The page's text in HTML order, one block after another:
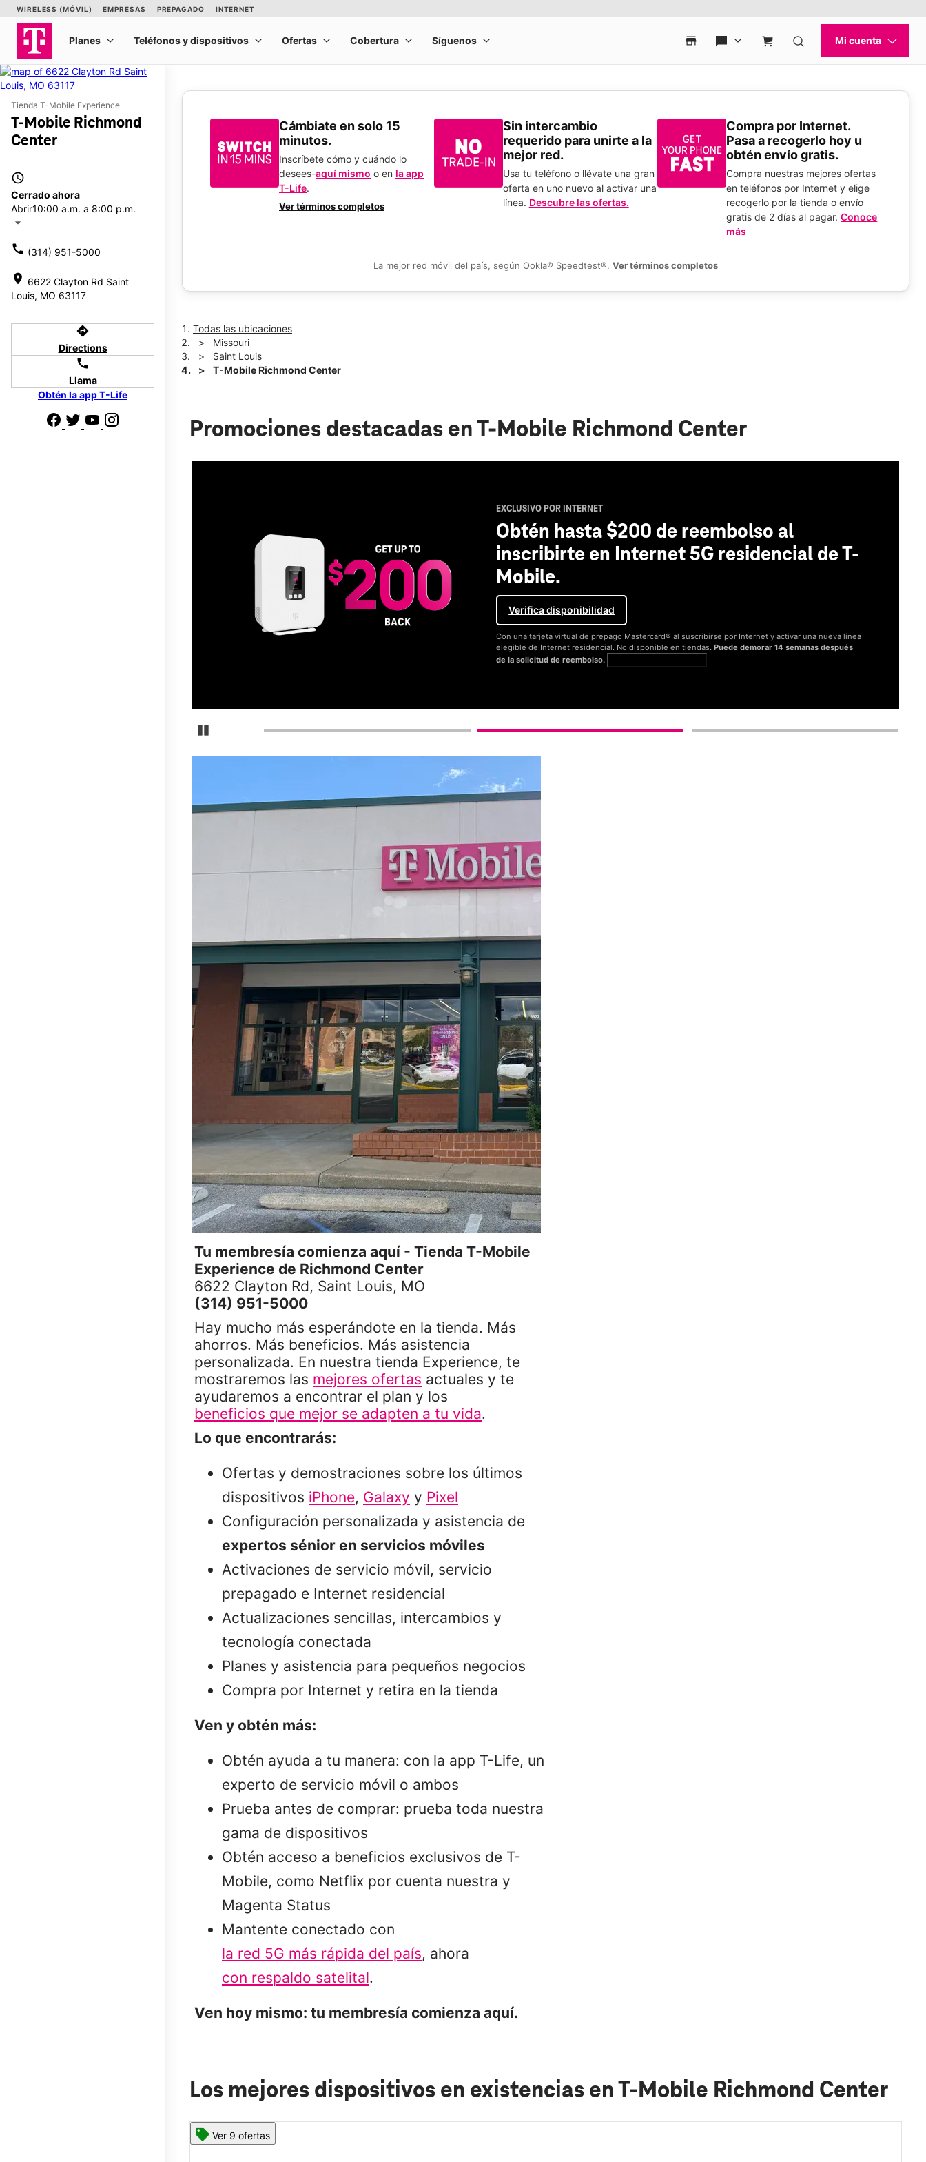
Tienda T-Mobile Experience
T-Mobile Richmond
Center
access_time
Cerrado ahora
Abrir10:00 a.m. a 8:00 p.m.
arrow_drop_down
call (314) 951-5000
location_on 6622 Clayton Rd Saint
Louis, MO 63117
directions
Directions
call
Llama
Obtén la app T-Life
​​​​​​​Cámbiate en solo 15
minutos.
Inscríbete cómo y cuándo lo
desees-aquí mismo o en la app
T-Life.
Ver términos completos
Sin intercambio
requerido para unirte a la
mejor red.
Usa tu teléfono o llévate una gran
oferta en uno nuevo al activar una
línea. Descubre las ofertas.
Compra por Internet.
Pasa a recogerlo hoy u
obtén envío gratis.
Compra nuestras mejores ofertas
en teléfonos por Internet y elige
recogerlo por la tienda o envío
gratis de 2 días al pagar.Conoce
más
La mejor red móvil del país, según Ookla® Speedtest®. Ver términos completos
Todas las ubicaciones
Missouri
Saint Louis
T-Mobile Richmond Center
Promociones destacadas en T-Mobile Richmond Center
Detener carrusel
EXCLUSIVO POR INTERNET
Obtén hasta $200 de reembolso al
inscribirte en Internet 5G residencial de T-
Mobile.
Verifica disponibilidad
Con una tarjeta virtual de prepago Mastercard® al suscribirse por Internet y activar una nueva línea
elegible de Internet residencial. No disponible en tiendas.Puede demorar 14 semanas después
de la solicitud de reembolso.
Tu membresía comienza aquí - Tienda T-Mobile
Experience de Richmond Center
6622 Clayton Rd, Saint Louis, MO
(314) 951-5000
Hay mucho más esperándote en la tienda. Más
ahorros. Más beneficios. Más asistencia
personalizada. En nuestra tienda Experience, te
mostraremos las mejores ofertas actuales y te
ayudaremos a encontrar el plan y los
beneficios que mejor se adapten a tu vida.
Lo que encontrarás:
Ofertas y demostraciones sobre los últimos
dispositivos iPhone, Galaxy y Pixel
Configuración personalizada y asistencia de
expertos sénior en servicios móviles
Activaciones de servicio móvil, servicio
prepagado e Internet residencial
Actualizaciones sencillas, intercambios y
tecnología conectada
Planes y asistencia para pequeños negocios
Compra por Internet y retira en la tienda
Ven y obtén más:
Obtén ayuda a tu manera: con la app T-Life, un
experto de servicio móvil o ambos
Prueba antes de comprar: prueba toda nuestra
gama de dispositivos
Obtén acceso a beneficios exclusivos de T-
Mobile, como Netflix por cuenta nuestra y
Magenta Status
Mantente conectado con
la red 5G más rápida del país, ahora
con respaldo satelital.
Ven hoy mismo: tu membresía comienza aquí.
Los mejores dispositivos en existencias en T-Mobile Richmond Center
Ver 9 ofertas